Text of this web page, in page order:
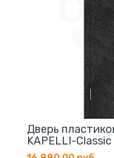
Дверь
KAPELLI-